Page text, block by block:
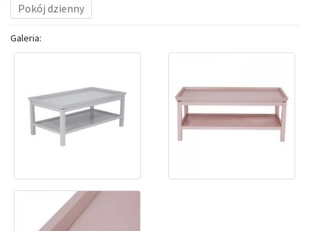
Pokój dzienny
Galeria: